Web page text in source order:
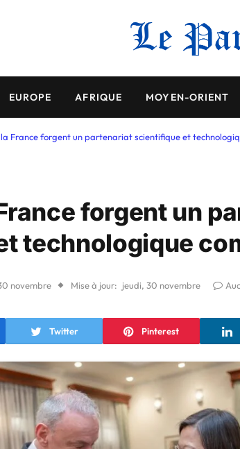
EUROPE AFRIQUE MOYEN-ORIENT
France forgent un partenariat scientifique et
forgent un
technologique
novembre Mise à jour: jeudi, 30 novembre
Twitter Pinterest